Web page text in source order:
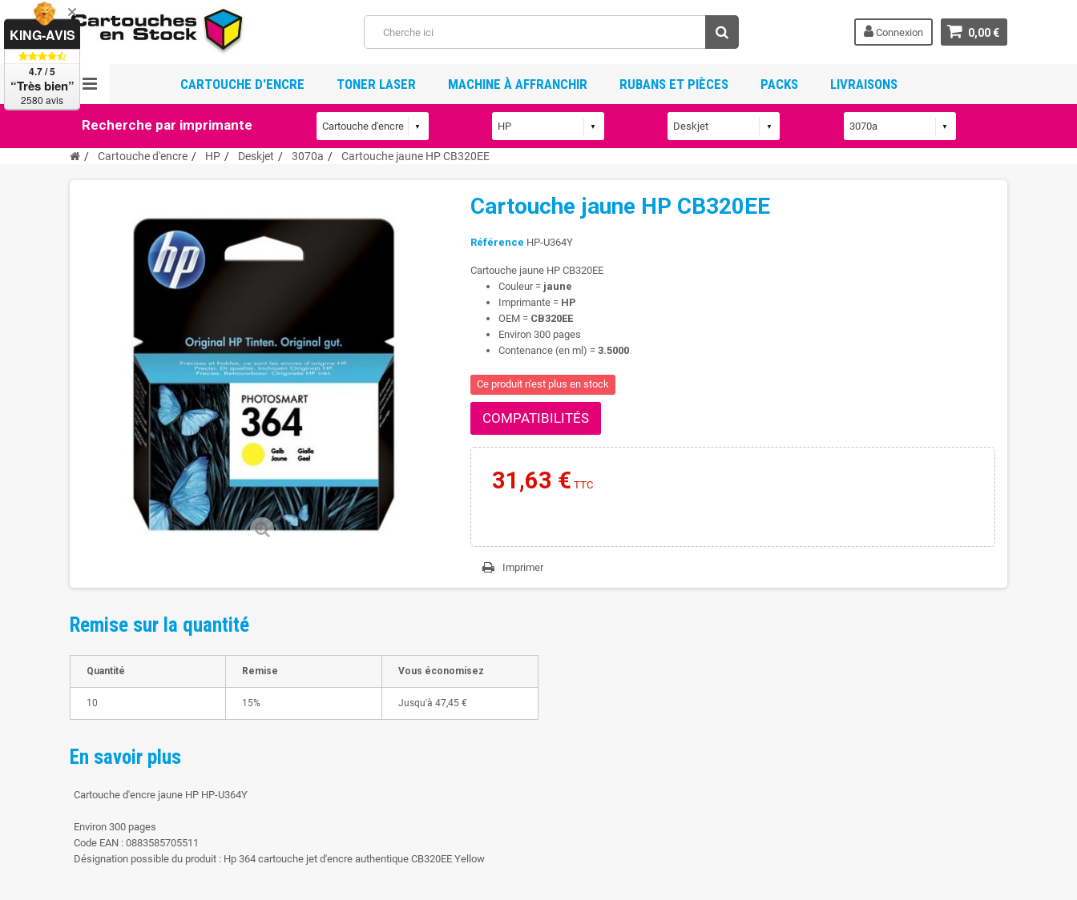
0,00 €
Connexion
CARTOUCHE D'ENCRE TONER LASER MACHINE À AFFRANCHIR RUBANS ET PIÈCES PACKS LIVRAISONS
Recherche par imprimante
Cartouche d'encre HP Deskjet 3070a Cartouche jaune HP CB320EE
Cartouche jaune HP CB320EE
Référence HP-U364Y
Cartouche jaune HP CB320EE
Couleur = jaune
Imprimante = HP
OEM = CB320EE
Environ 300 pages
Contenance (en ml) = 3.5000
Ce produit n'est plus en stock
COMPATIBILITÉS
31,63 € TTC
Imprimer
Remise sur la quantité
Quantité Remise Vous économisez
10 15% Jusqu'à 47,45 €
En savoir plus
Cartouche d'encre jaune HP HP-U364Y
Environ 300 pages
Code EAN : 0883585705511
Désignation possible du produit : Hp 364 cartouche jet d'encre authentique CB320EE Yellow
KING-AVIS
4.7 / 5
“Très bien”
2580 avis